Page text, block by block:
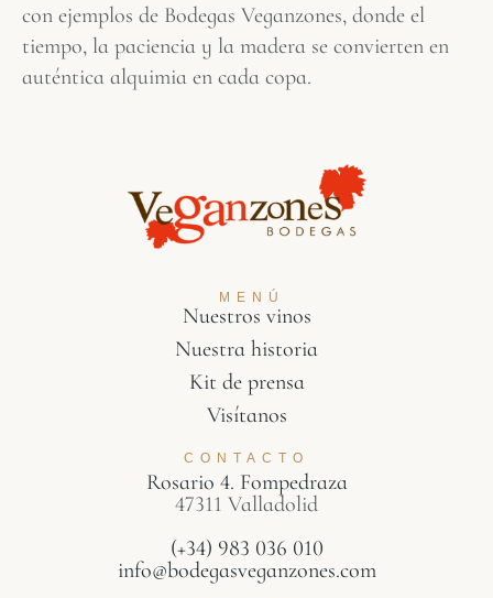
con ejemplos de Bodegas Veganzones, donde el
tiempo, la paciencia y la madera se convierten en
auténtica alquimia en cada copa.
MENÚ
Nuestros vinos
Nuestra historia
Kit de prensa
Visítanos
CONTACTO
Rosario 4. Fompedraza
47311 Valladolid
(+34) 983 036 010
info@bodegasveganzones.com